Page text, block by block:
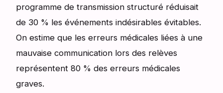
programme de transmission structuré réduisait
de 30 % les événements indésirables évitables.
On estime que les erreurs médicales liées à une
mauvaise communication lors des relèves
représentent 80 % des erreurs médicales
graves.